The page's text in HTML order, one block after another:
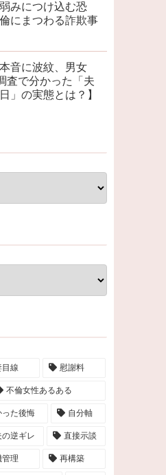
弱みにつけ込む恐
にまつわる詐欺事
本音に波紋、男女
査で分かった「夫
」の実態とは？】
目線 慰謝料
不倫女性あるある
った後悔 自分軸
の逆ギレ 直接示談
管理 再構築